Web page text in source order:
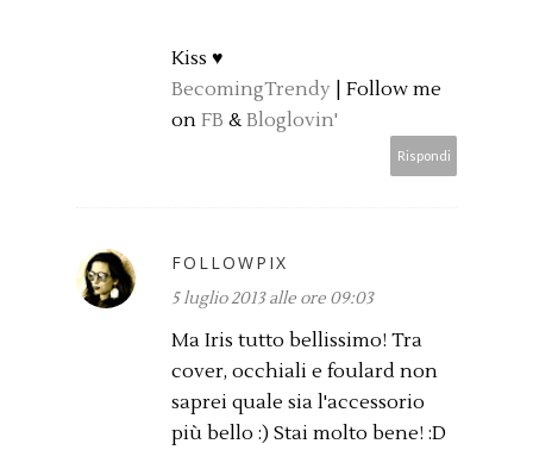
Kiss ♥
BecomingTrendy | Follow me
on FB &Bloglovin'
Rispondi
FOLLOWPIX
5 luglio 2013 alle ore 09:03
Ma Iris tutto bellissimo! Tra
cover, occhiali e foulard non
saprei quale sia l'accessorio
più bello :) Stai molto bene! :D